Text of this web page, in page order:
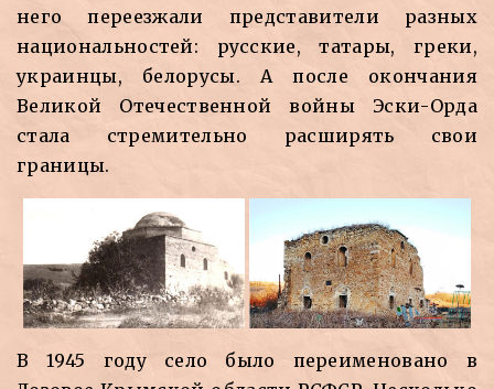
него переезжали представители разных
национальностей: русские, татары, греки,
украинцы, белорусы. А после окончания
Великой Отечественной войны Эски-Орда
стала стремительно расширять свои
границы.
В 1945 году село было переименовано в